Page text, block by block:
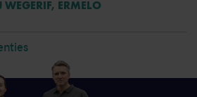
ERMELO